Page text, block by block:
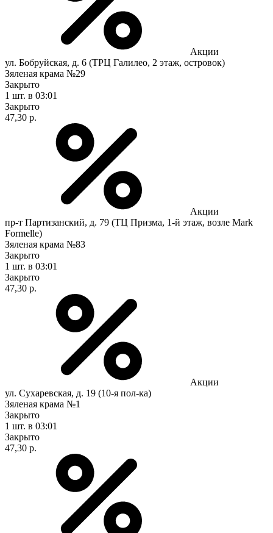
Акции
ул. Бобруйская, д. 6 (ТРЦ Галилео, 2 этаж, островок)
Зяленая крама №29
Закрыто
1 шт. в 03:01
Закрыто
47,30 р.
Акции
пр-т Партизанский, д. 79 (ТЦ Призма, 1-й этаж, возле Mark
Formelle)
Зяленая крама №83
Закрыто
1 шт. в 03:01
Закрыто
47,30 р.
Акции
ул. Сухаревская, д. 19 (10-я пол-ка)
Зяленая крама №1
Закрыто
1 шт. в 03:01
Закрыто
47,30 р.